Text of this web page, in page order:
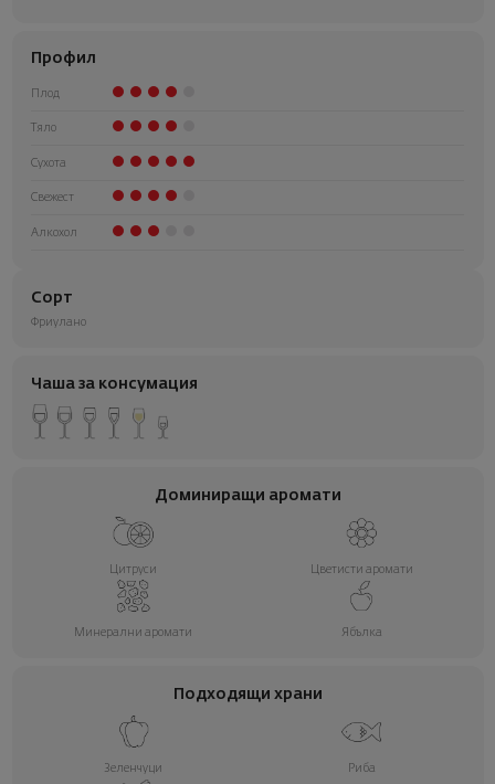
Профил
Плод
Тяло
Сухота
Свежест
Алкохол
Сорт
Фриулано
Чаша за консумация
Доминиращи аромати
Цитруси Цветисти аромати
Минерални аромати Ябълка
Подходящи храни
Зеленчуци Риба